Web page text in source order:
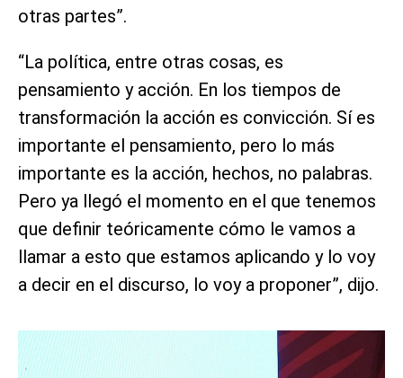
otras partes”.
“La política, entre otras cosas, es
pensamiento y acción. En los tiempos de
transformación la acción es convicción. Sí es
importante el pensamiento, pero lo más
importante es la acción, hechos, no palabras.
Pero ya llegó el momento en el que tenemos
que definir teóricamente cómo le vamos a
llamar a esto que estamos aplicando y lo voy
a decir en el discurso, lo voy a proponer”, dijo.